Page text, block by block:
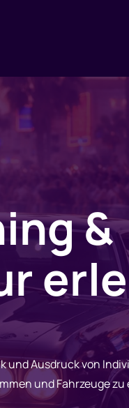
&
und Ausdruck von
und Fahrzeuge